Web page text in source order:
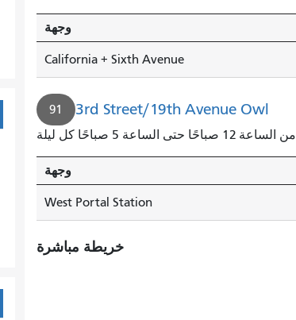
وجهة
California + Sixth Avenue
91 3rd Street/19th Avenue Owl
من الساعة 12 صباحًا حتى الساعة 5 صباحًا كل ليلة
وجهة
West Portal Station
خريطة مباشرة